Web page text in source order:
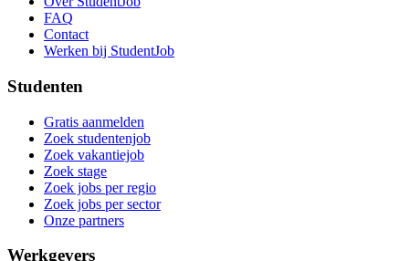
FAQ
Contact
Werken bij StudentJob
Studenten
Gratis aanmelden
Zoek studentenjob
Zoek vakantiejob
Zoek stage
Zoek jobs per regio
Zoek jobs per sector
Onze partners
Werkgevers